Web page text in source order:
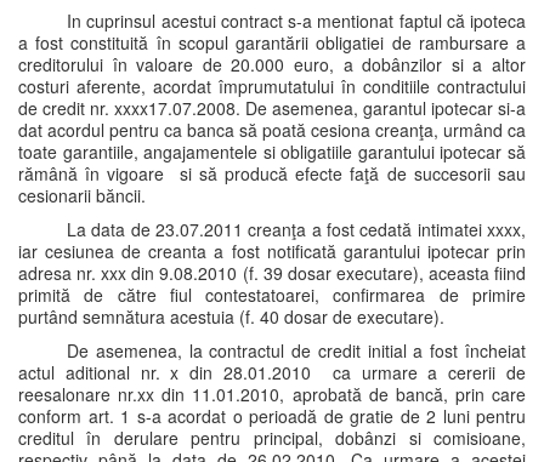
In cuprinsul acestui contract s-a mentionat faptul că ipoteca
a fost constituită în scopul garantării obligatiei de rambursare a
creditorului în valoare de 20.000 euro, a dobânzilor si a altor
costuri aferente, acordat împrumutatului în conditiile contractului
de credit nr. xxxx17.07.2008. De asemenea, garantul ipotecar si-a
dat acordul pentru ca banca să poată cesiona creanţa, urmând ca
toate garantiile, angajamentele si obligatiile garantului ipotecar să
rămână în vigoare si să producă efecte faţă de succesorii sau
cesionarii băncii.
La data de 23.07.2011 creanţa a fost cedată intimatei xxxx,
iar cesiunea de creanta a fost notificată garantului ipotecar prin
adresa nr. xxx din 9.08.2010 (f. 39 dosar executare), aceasta fiind
primită de către fiul contestatoarei, confirmarea de primire
purtând semnătura acestuia (f. 40 dosar de executare).
De asemenea, la contractul de credit initial a fost încheiat
actul aditional nr. x din 28.01.2010 ca urmare a cererii de
reesalonare nr.xx din 11.01.2010, aprobată de bancă, prin care
conform art. 1 s-a acordat o perioadă de gratie de 2 luni pentru
creditul în derulare pentru principal, dobânzi si comisioane,